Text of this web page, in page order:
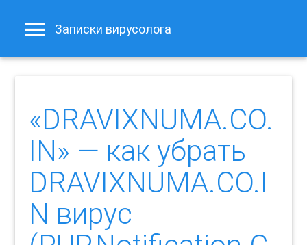
Записки вирусолога
«DRAVIXNUMA.CO.
IN» — как убрать
DRAVIXNUMA.CO.I
N вирус